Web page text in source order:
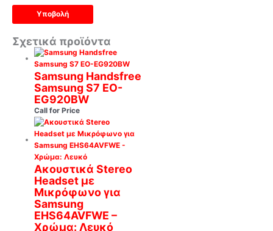
Σχετικά προϊόντα
Samsung Handsfree
Samsung S7 EO-
EG920BW
Call for Price
Ακουστικά Stereo
Headset με
Μικρόφωνο για
Samsung
EHS64AVFWE –
Χρώμα: Λευκό